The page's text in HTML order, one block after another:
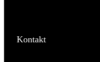
Kontakt